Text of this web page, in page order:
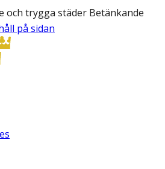
och trygga städer Betänkande
på sidan